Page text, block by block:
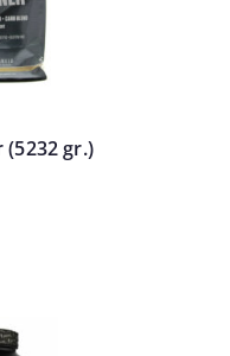
(5232 gr.)